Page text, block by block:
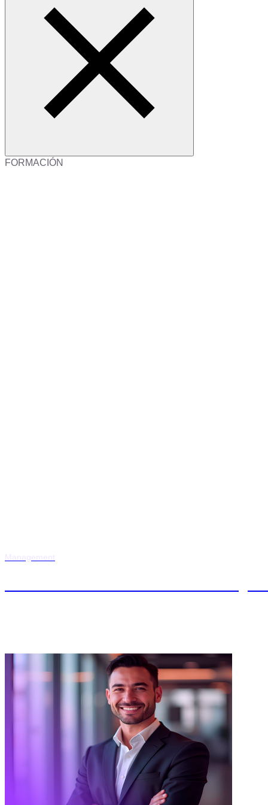
FORMACIÓN
Management